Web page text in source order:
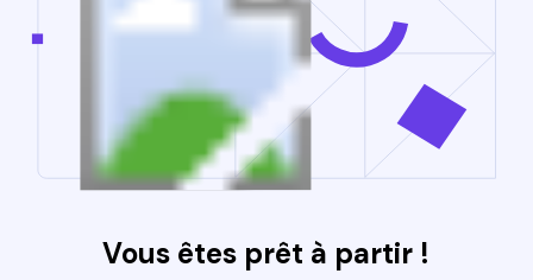
Vous êtes prêt à partir !